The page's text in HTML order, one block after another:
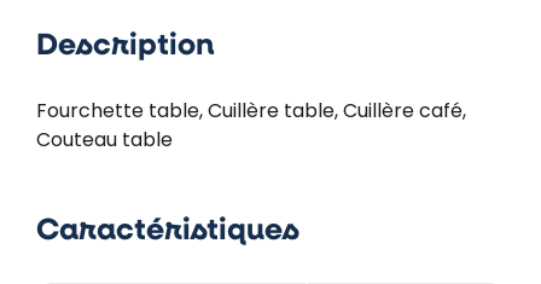
Description
Fourchette table, Cuillère table, Cuillère café,
Couteau table
Caractéristiques